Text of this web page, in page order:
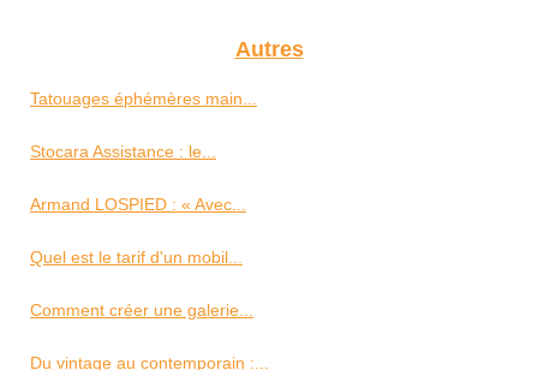
Autres
Tatouages éphémères main...
Stocara Assistance : le...
Armand LOSPIED : « Avec...
Quel est le tarif d'un mobil...
Comment créer une galerie...
Du vintage au contemporain :...